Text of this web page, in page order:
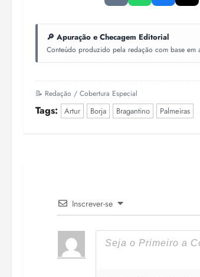
🔎 Apuração e Checagem Editorial
Conteúdo produzido pela redação com base
📝 Redação / Cobertura Especial
Tags: Artur Borja Bragantino Palmeiras
Inscrever-se